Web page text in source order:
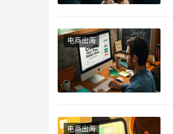
电商出海
电商出海